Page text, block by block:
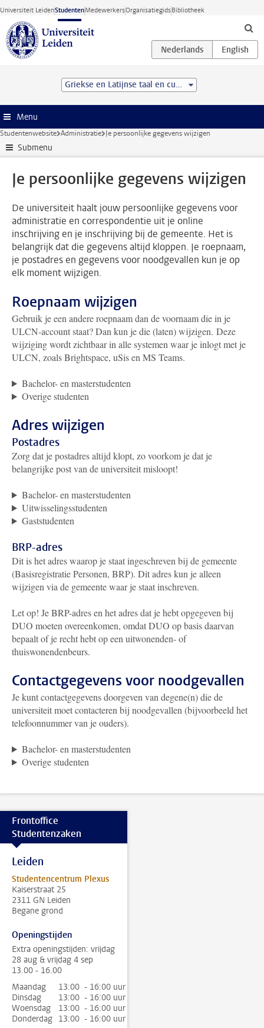
Ga direct naar de inhoud
Universiteit LeidenStudentenMedewerkersOrganisatiegidsBibliotheek
Griekse en Latijnse taal en cultuur (BA)
Menu
Studentenwebsite Administratie Je persoonlijke gegevens wijzigen
Submenu
Je persoonlijke gegevens wijzigen
De universiteit haalt jouw persoonlijke gegevens voor
administratie en correspondentie uit je online
inschrijving en je inschrijving bij de gemeente. Het is
belangrijk dat die gegevens altijd kloppen. Je roepnaam,
je postadres en gegevens voor noodgevallen kun je op
elk moment wijzigen.
Roepnaam wijzigen
Gebruik je een andere roepnaam dan de voornaam die in je
ULCN-account staat?Dan kun je die (laten) wijzigen. Deze
wijziging wordt zichtbaar in alle systemen waar je inlogt met je
ULCN, zoals Brightspace, uSis en MS Teams.
Bachelor- en masterstudenten
Overige studenten
Adres wijzigen
Postadres
Zorg dat je postadres altijd klopt, zo voorkom je dat je
belangrijke post van de universiteit misloopt!
Bachelor- en masterstudenten
Uitwisselingsstudenten
Gaststudenten
BRP-adres
Dit is het adres waarop je staat ingeschreven bij de gemeente
(Basisregistratie Personen, BRP). Dit adres kun je alleen
wijzigen via de gemeente waar je staat inschreven.
Let op! Je BRP-adres en het adres dat je hebt opgegeven bij
DUO moeten overeenkomen, omdat DUO op basis daarvan
bepaalt of je recht hebt op een uitwonenden- of
thuiswonendenbeurs.
Contactgegevens voor noodgevallen
Je kunt contactgegevens doorgeven van degene(n) die de
universiteit moet contacteren bij noodgevallen (bijvoorbeeld het
telefoonnummer van je ouders).
Bachelor- en masterstudenten
Overige studenten
Frontoffice
Studentenzaken
Leiden
Studentencentrum Plexus
Kaiserstraat 25
2311 GN Leiden
Begane grond
Openingstijden
Extra openingstijden: vrijdag
28 aug & vrijdag 4 sep
13.00 - 16.00
Maandag
13:00 - 16:00 uur
Dinsdag
13:00 - 16:00 uur
Woensdag
13:00 - 16:00 uur
Donderdag 13:00 - 16:00 uur